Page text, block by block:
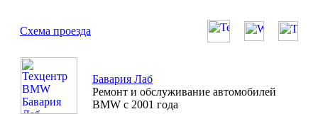
Схема проезда
Бавария Лаб
Ремонт и обслуживание автомобилей
BMW с 2001 года